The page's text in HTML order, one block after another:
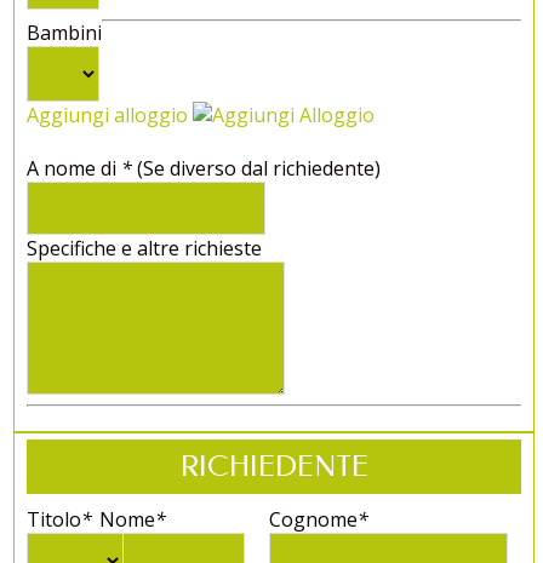
Bambini
Aggiungi alloggio
A nome di *(Se diverso dal richiedente)
Specifiche e altre richieste
RICHIEDENTE
Titolo* Nome* Cognome*